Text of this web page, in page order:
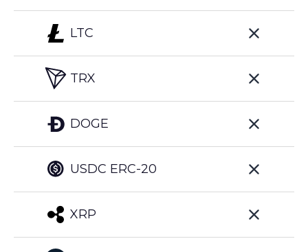
LTC
TRX
DOGE
USDC ERC-20
XRP